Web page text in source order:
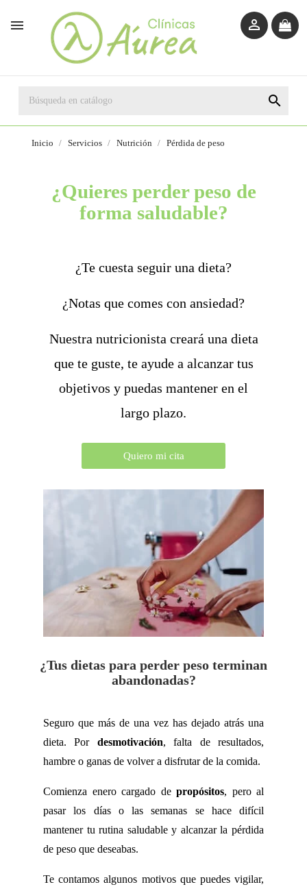
 

Inicio Servicios Nutrición Pérdida de peso
¿Quieres perder peso de
forma saludable?
¿Te cuesta seguir una dieta?
¿Notas que comes con ansiedad?
Nuestra nutricionista creará una dieta
que te guste, te ayude a alcanzar tus
objetivos y puedas mantener en el
largo plazo.
Quiero mi cita
¿Tus dietas para perder peso terminan
abandonadas?
Seguro que más de una vez has dejado atrás una
dieta. Por desmotivación, falta de resultados,
hambre o ganas de volver a disfrutar de la comida.
Comienza enero cargado de propósitos, pero al
pasar los días o las semanas se hace difícil
mantener tu rutina saludable y alcanzar la pérdida
de peso que deseabas.
Te contamos algunos motivos que puedes vigilar,